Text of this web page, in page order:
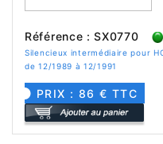
Référence : SX0770
Silencieux intermédiaire pour
de 12/1989 à 12/1991
PRIX : 86 € TTC